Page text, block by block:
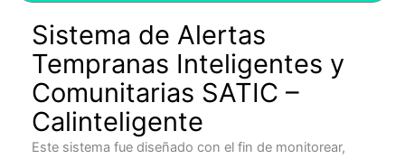
Sistema de Alertas
Tempranas Inteligentes y
Comunitarias SATIC –
Calinteligente
Este sistema fue diseñado con el fin de monitorear,